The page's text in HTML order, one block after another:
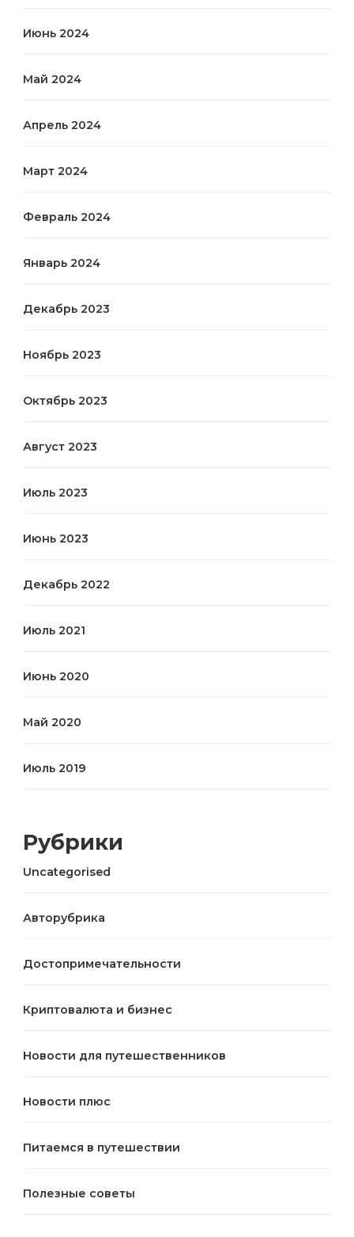
Июнь 2024
Май 2024
Апрель 2024
Март 2024
Февраль 2024
Январь 2024
Декабрь 2023
Ноябрь 2023
Октябрь 2023
Август 2023
Июль 2023
Июнь 2023
Декабрь 2022
Июль 2021
Июнь 2020
Май 2020
Июль 2019
Рубрики
Uncategorised
Авторубрика
Достопримечательности
Криптовалюта и бизнес
Новости для путешественников
Новости плюс
Питаемся в путешествии
Полезные советы